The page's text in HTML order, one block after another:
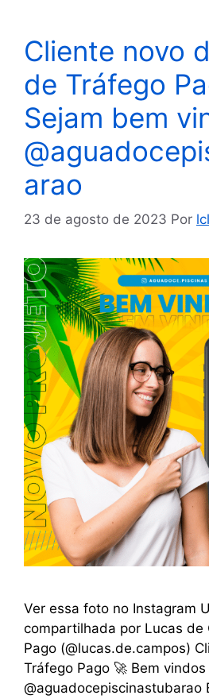
Cliente novo
de Tráfego
Sejam bem
arao
23 de agosto de 2023 Por
Ver essa foto no Instagram
compartilhada por Lucas de
Pago (@lucas.de.campos)
Tráfego Pago 🚀 Bem vindos
@aguadocepiscinastubarao